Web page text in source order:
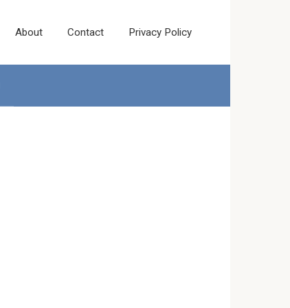
About Contact Privacy Policy